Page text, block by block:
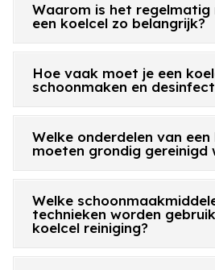
Waarom is het regelmatig
een koelcel zo belangrijk?
Hoe vaak moet je een
schoonmaken en
Welke onderdelen van een
moeten grondig gereinigd
Welke
technieken worden
koelcel reiniging?